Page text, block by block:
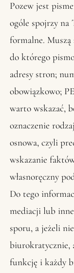
Pozew jest
ogóle spojrzy na
formalne. Muszą
do którego
adresy stron;
obowiązkowo;
warto wskazać,
oznaczenie
osnowa, czyli
wskazanie
własnoręczny
Do tego
mediacji lub
sporu, a jeżeli
biurokratycznie,
funkcję i każdy